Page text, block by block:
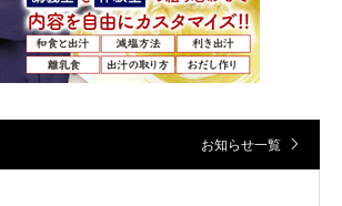
お知らせ一覧